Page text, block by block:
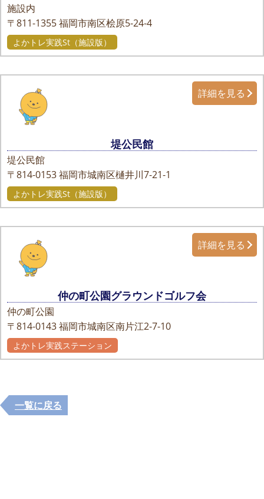
施設内
〒811-1355福岡市南区桧原5-24-4
よかトレ実践St（施設版）
堤公民館
堤公民館
〒814-0153福岡市城南区樋井川7-21-1
詳細を見る
よかトレ実践St（施設版）
仲の町公園グラウンドゴルフ会
仲の町公園
〒814-0143福岡市城南区南片江2-7-10
詳細を見る
よかトレ実践ステーション
一覧に戻る